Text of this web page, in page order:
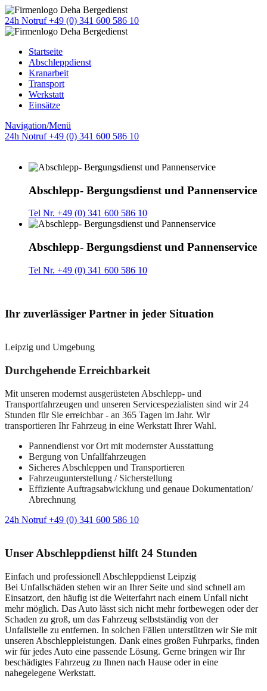
24h Notruf +49 (0) 341 600 586 10
Startseite
Abschleppdienst
Kranarbeit
Transport
Werkstatt
Einsätze
Navigation/Menü
24h Notruf +49 (0) 341 600 586 10
Abschlepp- Bergungsdienst und Pannenservice
Tel Nr. +49 (0) 341 600 586 10
Abschlepp- Bergungsdienst und Pannenservice
Tel Nr. +49 (0) 341 600 586 10
Ihr zuverlässiger Partner in jeder Situation
Leipzig und Umgebung
Durchgehende Erreichbarkeit
Mit unseren modernst ausgerüsteten Abschlepp- und
Transportfahrzeugen und unseren Servicespezialisten sind wir 24
Stunden für Sie erreichbar - an 365 Tagen im Jahr. Wir
transportieren Ihr Fahrzeug in eine Werkstatt Ihrer Wahl.
Pannendienst vor Ort mit modernster Ausstattung
Bergung von Unfallfahrzeugen
Sicheres Abschleppen und Transportieren
Fahrzeugunterstellung / Sicherstellung
Effiziente Auftragsabwicklung und genaue Dokumentation/
Abrechnung
24h Notruf +49 (0) 341 600 586 10
Unser Abschleppdienst hilft 24 Stunden
Einfach und professionell Abschleppdienst Leipzig
Bei Unfallschäden stehen wir an Ihrer Seite und sind schnell am
Einsatzort, den häufig ist die Weiterfahrt nach einem Unfall nicht
mehr möglich. Das Auto lässt sich nicht mehr fortbewegen oder der
Schaden zu groß, um das Fahrzeug selbstständig von der
Unfallstelle zu entfernen. In solchen Fällen unterstützen wir Sie mit
unseren Abschleppleistungen. Dank eines großen Fuhrparks, finden
wir für jedes Auto eine passende Lösung. Gerne bringen wir Ihr
beschädigtes Fahrzeug zu Ihnen nach Hause oder in eine
nahegelegene Werkstatt.